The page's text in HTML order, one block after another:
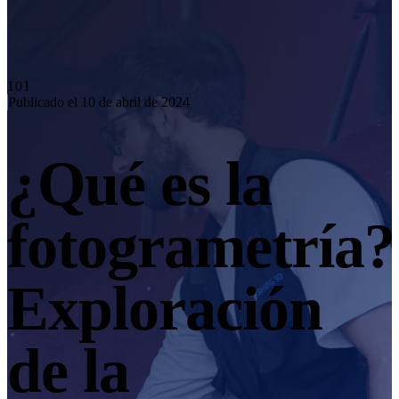
Kit de marcadores
Mesa giratoria de doble eje
Ver todos los productos
PROFESIONAL · EINSCAN PARA EL DISEÑO 3D
Escáner 3D láser "todo en uno"
EinScan Libre
Serie EinScan Rigil
NUEVO
EinScan Medixa
NUEVO
Escáner 3D portátil con fuente de luz híbrida
EinScan H2
101
Publicado el 10 de abril de 2024
¿Qué es la
fotogrametría?
Exploración
de la